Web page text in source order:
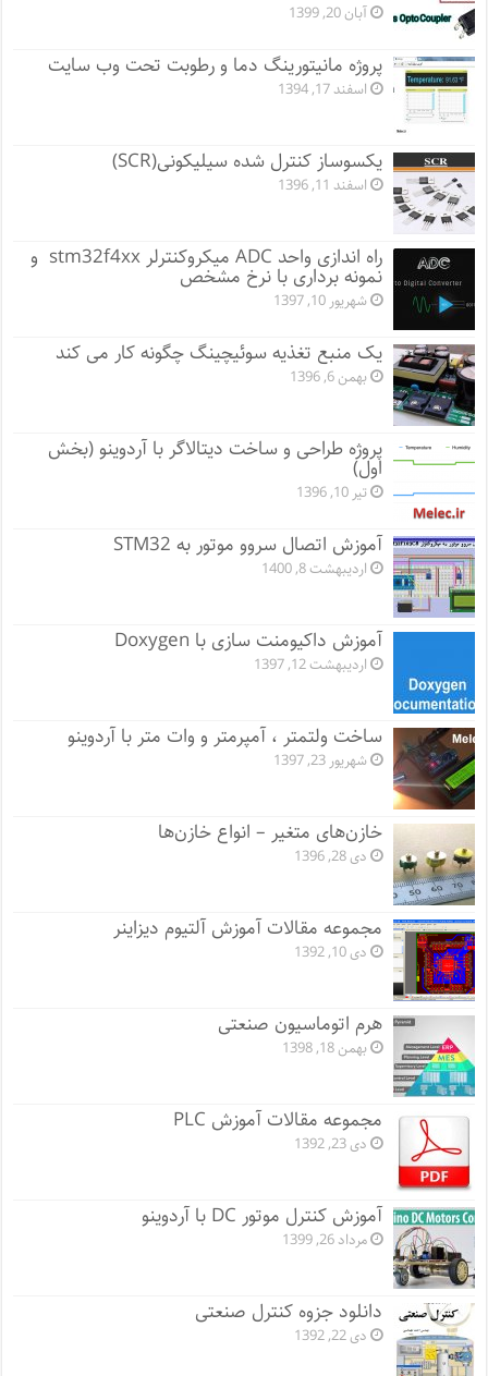
آبان 20, 1399
پروژه مانيتورينگ دما و رطوبت تحت وب سایت
اسفند 17, 1394
یکسوساز کنترل شده سیلیکونی(SCR)
اسفند 11, 1396
راه اندازی واحد ADC میکروکنترلر stm32f4xx و
نمونه برداری با نرخ مشخص
شهریور 10, 1397
یک منبع تغذیه سوئیچینگ چگونه کار می کند
بهمن 6, 1396
پروژه طراحی و ساخت دیتالاگر با آردوینو (بخش
اول)
تیر 10, 1396
آموزش اتصال سروو موتور به STM32
اردیبهشت 8, 1400
آموزش داکیومنت سازی با Doxygen
اردیبهشت 12, 1397
ساخت ولتمتر ، آمپرمتر و وات متر با آردوینو
شهریور 23, 1397
خازن‌های متغیر – انواع خازن‌ها
دی 28, 1396
مجموعه مقالات آموزش آلتیوم دیزاینر
دی 10, 1392
هرم اتوماسیون صنعتی
بهمن 18, 1398
مجموعه مقالات آموزش PLC
دی 23, 1392
آموزش کنترل موتور DC با آردوینو
مرداد 26, 1399
دانلود جزوه کنترل صنعتی
دی 22, 1392